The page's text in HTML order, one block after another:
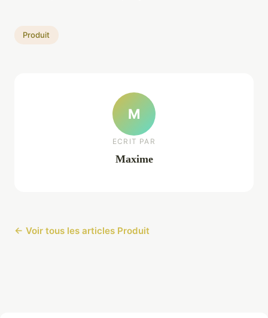
Produit
M
ECRIT PAR
Maxime
← Voir tous les articles Produit